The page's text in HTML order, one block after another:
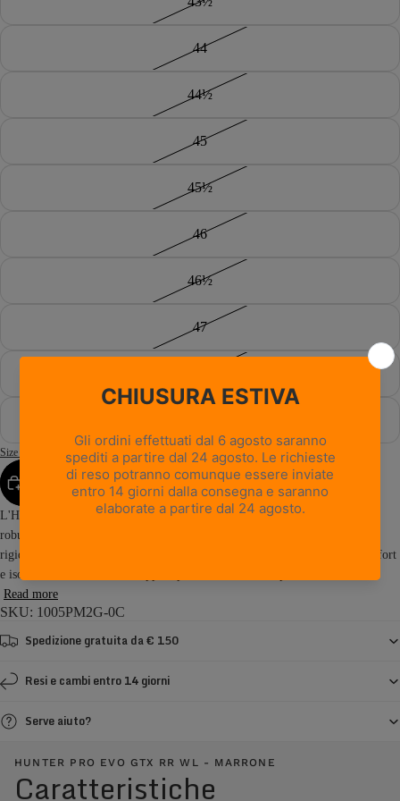
44
44½
45
45½
46
46½
47
Size Guide
AGGIUNGI AL CARRELLO
L'Hunter Pro Evo GTX RR WL è uno scarpone da caccia di alta montagna
robusto e strutturato, progettato per i cacciatori che affrontano temperature
rigide, lunghe ore di posta e terreni impervi. Combinando protezione, comfort
e isolamento termico, è sviluppato per offrire massime prestazioni sia...
Read more
SKU: 1005PM2G-0C
Spedizione gratuita da € 150
Resi e cambi entro 14 giorni
Serve aiuto?
HUNTER PRO EVO GTX RR WL - MARRONE
Caratteristiche